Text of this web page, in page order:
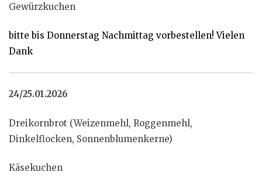
Gewürzkuchen
bitte bis Donnerstag Nachmittag vorbestellen! Vielen
Dank
24/25.01.2026
Dreikornbrot (Weizenmehl, Roggenmehl,
Dinkelflocken, Sonnenblumenkerne)
Käsekuchen